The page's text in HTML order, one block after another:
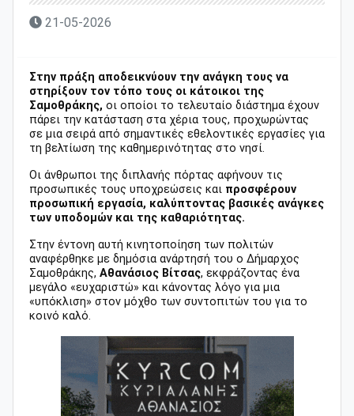
21-05-2026
Στην πράξη αποδεικνύουν την ανάγκη τους να
στηρίξουν τον τόπο τους οι κάτοικοι της
Σαμοθράκης, οι οποίοι το τελευταίο διάστημα έχουν
πάρει την κατάσταση στα χέρια τους, προχωρώντας
σε μια σειρά από σημαντικές εθελοντικές εργασίες για
τη βελτίωση της καθημερινότητας στο νησί.
Οι άνθρωποι της διπλανής πόρτας αφήνουν τις
προσωπικές τους υποχρεώσεις και προσφέρουν
προσωπική εργασία, καλύπτοντας βασικές ανάγκες
των υποδομών και της καθαριότητας.
Στην έντονη αυτή κινητοποίηση των πολιτών
αναφέρθηκε με δημόσια ανάρτησή του ο Δήμαρχος
Σαμοθράκης, Αθανάσιος Βίτσας, εκφράζοντας ένα
μεγάλο «ευχαριστώ» και κάνοντας λόγο για μια
«υπόκλιση» στον μόχθο των συντοπιτών του για το
κοινό καλό.